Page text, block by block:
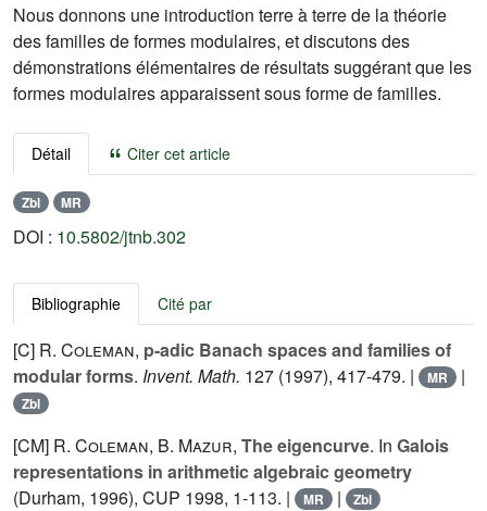
Nous donnons une introduction terre à terre de la théorie
des familles de formes modulaires, et discutons des
démonstrations élémentaires de résultats suggérant que les
formes modulaires apparaissent sous forme de familles.
Détail Citer cet article
Zbl MR
DOI : 10.5802/jtnb.302
Bibliographie Cité par
[C] R. Coleman, p-adic Banach spaces and families of
modular forms. Invent. Math. 127 (1997), 417-479. | MR |
Zbl
[CM] R. Coleman, B. Mazur, The eigencurve. In Galois
representations in arithmetic algebraic geometry
(Durham, 1996), CUP 1998, 1-113. | MR | Zbl